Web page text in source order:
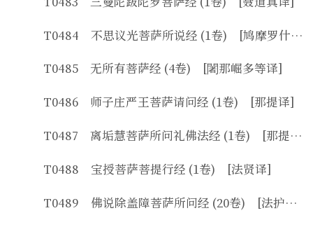
T0484 不思议光菩萨所说经 (1卷) [鸠摩罗什译]
T0485 无所有菩萨经 (4卷) [闍那崛多等译]
T0486 师子庄严王菩萨请问经 (1卷) [那提译]
T0487 离垢慧菩萨所问礼佛法经 (1卷) [那提译]
T0488 宝授菩萨菩提行经 (1卷) [法贤译]
T0489 佛说除盖障菩萨所问经 (20卷) [法护等译]